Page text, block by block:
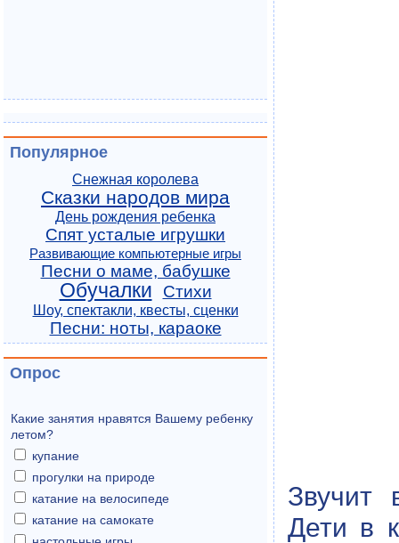
Звучит
Дети в
Популярное
Снежная королева
Сказки народов мира
День рождения ребенка
Спят усталые игрушки
Развивающие компьютерные игры
Песни о маме, бабушке
Обучалки Стихи
Шоу, спектакли, квесты, сценки
Песни: ноты, караоке
Опрос
Какие занятия нравятся Вашему ребенку
летом?
купание
прогулки на природе
катание на велосипеде
катание на самокате